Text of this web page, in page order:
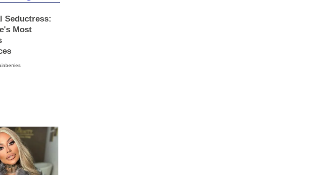
Seductress:
Most